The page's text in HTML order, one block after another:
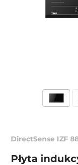
DirectSense IZF
Płyta